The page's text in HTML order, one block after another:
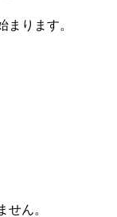
まります。
せん。